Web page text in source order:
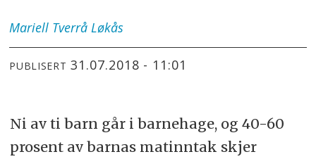
Mariell Tverrå Løkås
PUBLISERT 31.07.2018 - 11:01
Ni av ti barn går i barnehage, og 40-60
prosent av barnas matinntak skjer